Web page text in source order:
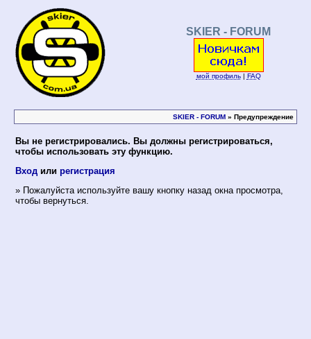
SKIER - FORUM
мой профиль| FAQ
SKIER - FORUM » Предупреждение
Вы не регистрировались. Вы должны регистрироваться,
чтобы использовать эту функцию.
Вход или регистрация
» Пожалуйста используйте вашу кнопку назад окна просмотра,
чтобы вернуться.